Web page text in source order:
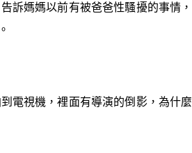
訴媽媽以前有被爸爸性騷擾的事情，
電視機，裡面有導演的倒影，為什